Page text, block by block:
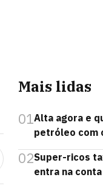
Mais lidas
01Alta agora e
petróleo com
02Super-ricos
entra na